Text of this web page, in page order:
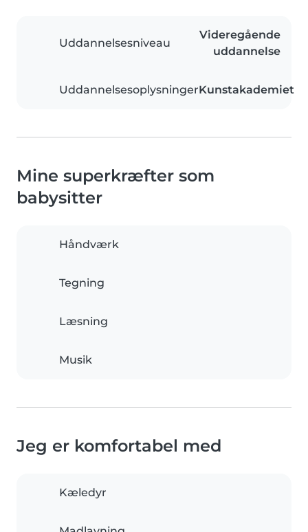
Uddannelsesniveau
Videregående
uddannelse
UddannelsesoplysningerKunstakademiet
Mine superkræfter som
babysitter
Håndværk
Tegning
Læsning
Musik
Jeg er komfortabel med
Kæledyr